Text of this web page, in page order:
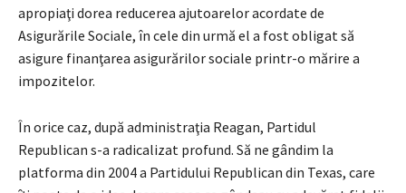
apropiaţi dorea reducerea ajutoarelor acordate de
Asigurările Sociale, în cele din urmă el a fost obligat să
asigure finanţarea asigurărilor sociale printr-o mărire a
impozitelor.
În orice caz, după administraţia Reagan, Partidul
Republican s-a radicalizat profund. Să ne gândim la
platforma din 2004 a Partidului Republican din Texas, care